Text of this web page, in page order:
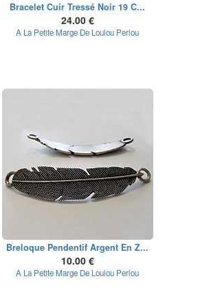
Bracelet Cuir Tressé Noir 19 C...
24.00 €
A La Petite Marge De Loulou Perlou
Breloque Pendentif Argent En Z...
10.00 €
A La Petite Marge De Loulou Perlou